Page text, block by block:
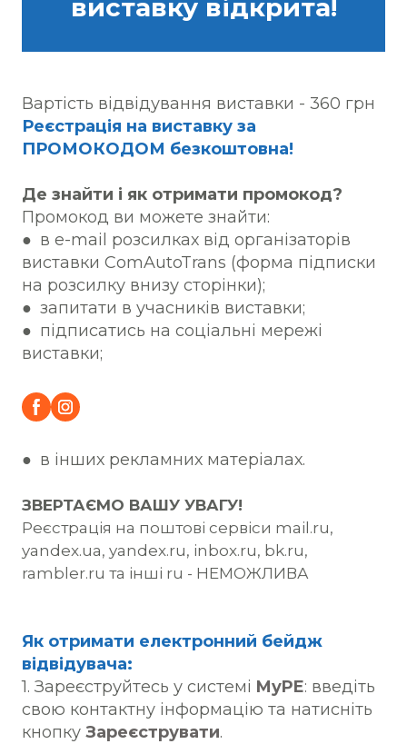
виставку відкрита!
Вартість відвідування виставки - 360 грн
Реєстрація на виставку за
ПРОМОКОДОМ безкоштовна!
Де знайти і як отримати промокод?
Промокод ви можете знайти:
● в e-mail розсилках від організаторів
виставки ComAutoTrans (форма підписки
на розсилку внизу сторінки);
● запитати в учасників виставки;
● підписатись на соціальні мережі
виставки;
● в інших рекламних матеріалах.
ЗВЕРТАЄМО ВАШУ УВАГУ!
Реєстрація на поштові сервіси mail.ru,
yandex.ua, yandex.ru, inbox.ru, bk.ru,
rambler.ru та інші ru - НЕМОЖЛИВА
Як отримати електронний бейдж
відвідувача:
1. Зареєструйтесь у системі MyPE: введіть
свою контактну інформацію та натисніть
кнопку Зареєструвати.